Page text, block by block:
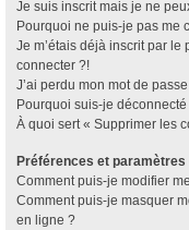
Je suis inscrit mais je ne
Pourquoi ne puis-je pas me
Je m’étais déjà inscrit par
connecter ?!
J’ai perdu mon mot de
Pourquoi suis-je
À quoi sert « Supprimer les
Préférences et
Comment puis-je modifier
Comment puis-je masquer
en ligne ?